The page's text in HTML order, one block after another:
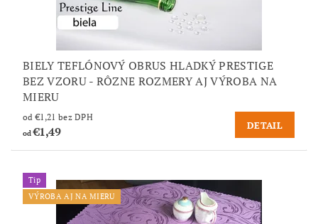
BIELY TEFLÓNOVÝ OBRUS HLADKÝ PRESTIGE
BEZ VZORU - RÔZNE ROZMERY AJ VÝROBA NA
MIERU
od €1,21 bez DPH
od€1,49 DETAIL
Tip
VÝROBA AJ NA MIERU